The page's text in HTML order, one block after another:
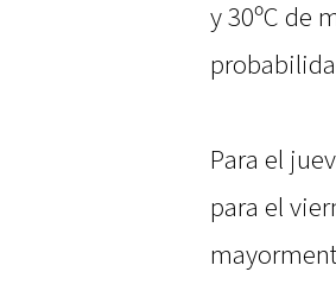
y 30ºC de
Para el
para el